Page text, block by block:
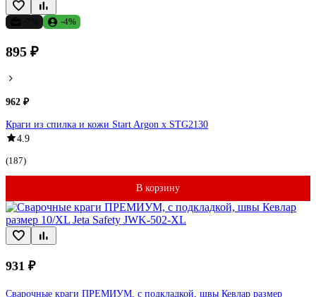
-4%
895 ₽
962 ₽
Краги из спилка и кожи Start Argon x STG2130
4.9
(187)
В корзину
931 ₽
Сварочные краги ПРЕМИУМ, с подкладкой, швы Кевлар размер